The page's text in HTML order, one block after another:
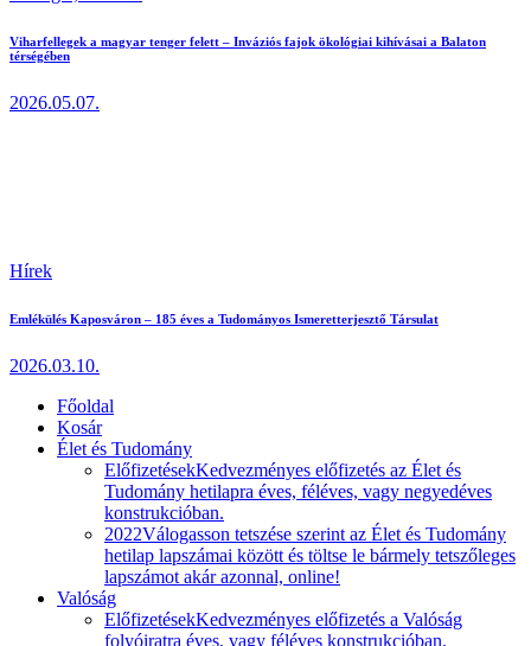
Viharfellegek a magyar tenger felett – Inváziós fajok ökológiai kihívásai a Balaton
térségében
2026.05.07.
Hírek
Emlékülés Kaposváron – 185 éves a Tudományos Ismeretterjesztő Társulat
2026.03.10.
Főoldal
Kosár
Élet és Tudomány
ElőfizetésekKedvezményes előfizetés az Élet és
Tudomány hetilapra éves, féléves, vagy negyedéves
konstrukcióban.
2022Válogasson tetszése szerint az Élet és Tudomány
hetilap lapszámai között és töltse le bármely tetszőleges
lapszámot akár azonnal, online!
Valóság
ElőfizetésekKedvezményes előfizetés a Valóság
folyóiratra éves, vagy féléves konstrukcióban.